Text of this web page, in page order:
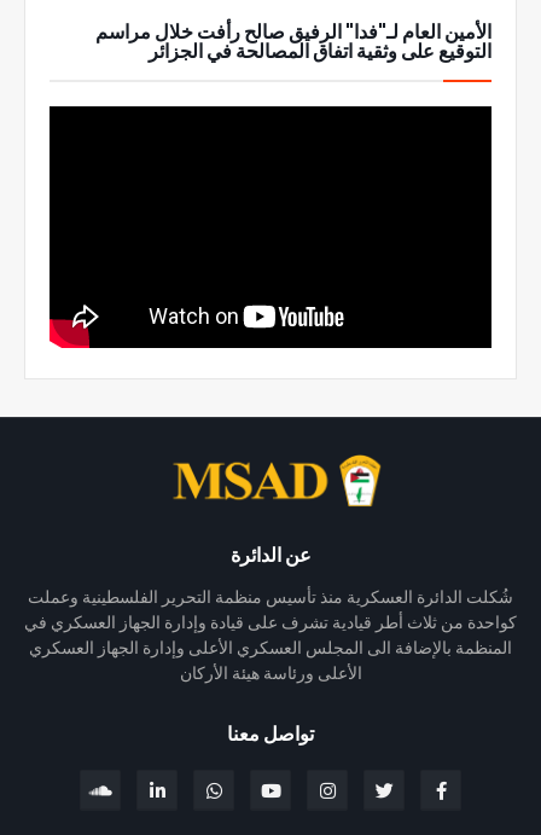
الأمين العام لـ"فدا" الرفيق صالح رأفت خلال مراسم
التوقيع على وثقية اتفاق المصالحة في الجزائر
عن الدائرة
شُكلت الدائرة العسكرية منذ تأسيس منظمة التحرير الفلسطينية وعملت
كواحدة من ثلاث أطر قيادية تشرف على قيادة وإدارة الجهاز العسكري في
المنظمة بالإضافة الى المجلس العسكري الأعلى وإدارة الجهاز العسكري
الأعلى ورئاسة هيئة الأركان
تواصل معنا